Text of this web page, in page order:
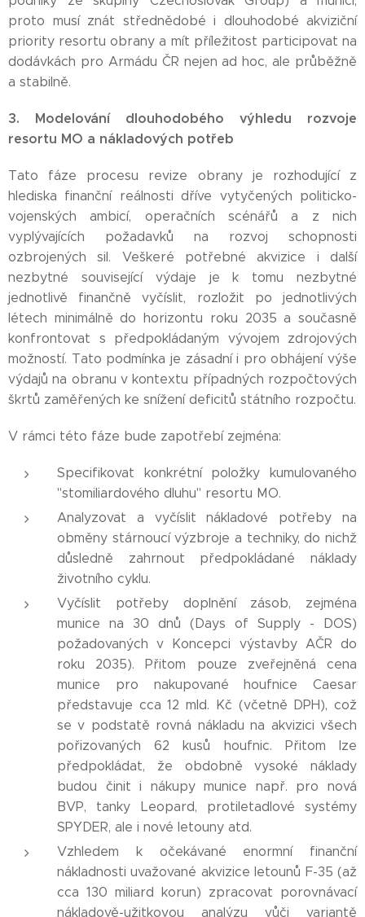
proto musí znát střednědobé i dlouhodobé akviziční
priority resortu obrany a mít příležitost participovat na
dodávkách pro Armádu ČR nejen ad hoc, ale průběžně
a stabilně.
3. Modelování dlouhodobého výhledu rozvoje
resortu MO a nákladových potřeb
Tato fáze procesu revize obrany je rozhodující z
hlediska finanční reálnosti dříve vytyčených politicko-
vojenských ambicí, operačních scénářů a z nich
vyplývajících požadavků na rozvoj schopnosti
ozbrojených sil. Veškeré potřebné akvizice i další
nezbytné související výdaje je k tomu nezbytné
jednotlivě finančně vyčíslit, rozložit po jednotlivých
létech minimálně do horizontu roku 2035 a současně
konfrontovat s předpokládaným vývojem zdrojových
možností. Tato podmínka je zásadní i pro obhájení výše
výdajů na obranu v kontextu případných rozpočtových
škrtů zaměřených ke snížení deficitů státního rozpočtu.
V rámci této fáze bude zapotřebí zejména:
Specifikovat konkrétní položky kumulovaného
"stomiliardového dluhu" resortu MO.
Analyzovat a vyčíslit nákladové potřeby na
obměny stárnoucí výzbroje a techniky, do nichž
důsledně zahrnout předpokládané náklady
životního cyklu.
Vyčíslit potřeby doplnění zásob, zejména
munice na 30 dnů (Days of Supply - DOS)
požadovaných v Koncepci výstavby AČR do
roku 2035). Přitom pouze zveřejněná cena
munice pro nakupované houfnice Caesar
představuje cca 12 mld. Kč (včetně DPH), což
se v podstatě rovná nákladu na akvizici všech
pořizovaných 62 kusů houfnic. Přitom lze
předpokládat, že obdobně vysoké náklady
budou činit i nákupy munice např. pro nová
BVP, tanky Leopard, protiletadlové systémy
SPYDER, ale i nové letouny atd.
Vzhledem k očekávané enormní finanční
nákladnosti uvažované akvizice letounů F-35 (až
cca 130 miliard korun) zpracovat porovnávací
nákladově-užitkovou analýzu vůči variantě